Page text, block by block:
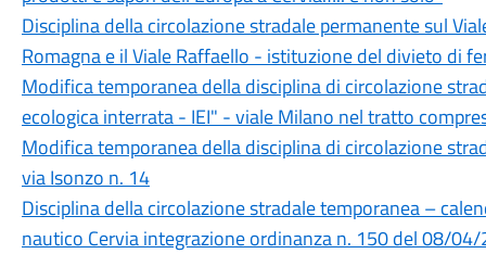
Disciplina della circolazione stradale permanente sul
Romagna e il Viale Raffaello - istituzione del divieto di
Modifica temporanea della disciplina di circolazione
ecologica interrata - IEI" - viale Milano nel tratto
Modifica temporanea della disciplina di circolazione
via Isonzo n. 14
Disciplina della circolazione stradale temporanea –
nautico Cervia integrazione ordinanza n. 150 del 08/